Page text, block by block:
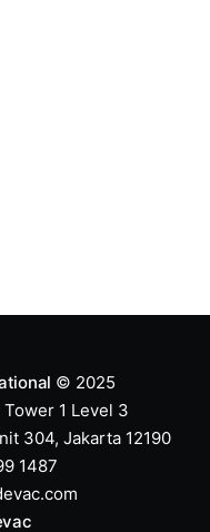
© 2025
1 Level 3
304, Jakarta 12190
1487